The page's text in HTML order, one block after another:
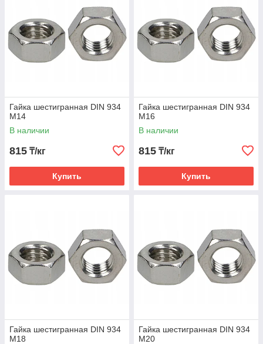
Гайка шестигранная DIN 934
М14
В наличии
815 ₸/кг
Купить
Гайка шестигранная DIN 934
М16
В наличии
815 ₸/кг
Купить
Гайка шестигранная DIN 934
М18
Гайка шестигранная DIN 934
М20